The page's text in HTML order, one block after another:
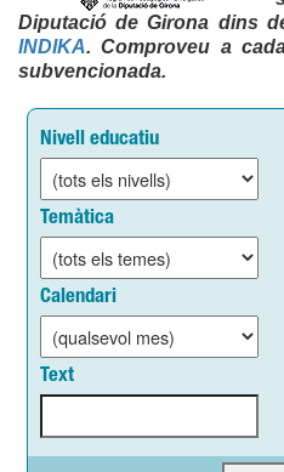
Diputació de Girona dins
INDIKA. Comproveu a
subvencionada.
Nivell educatiu
Temàtica
Calendari
Text